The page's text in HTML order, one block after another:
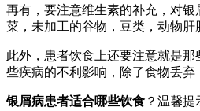
再有，要注意维生素的补充，对
菜，未加工的谷物，豆类，动物肝
此外，患者饮食上还要注意就是
些疾病的不利影响，除了食物丢弃
银屑病患者适合哪些饮食 ？温馨